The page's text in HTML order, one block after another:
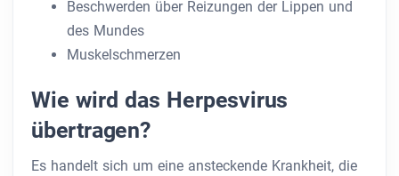
Beschwerden über Reizungen der Lippen und
des Mundes
Muskelschmerzen
Wie wird das Herpesvirus
übertragen?
Es handelt sich um eine ansteckende Krankheit, die